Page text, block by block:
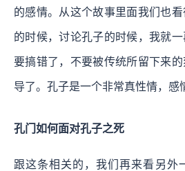
的感情。从这个故事里面我们也看
的时候，讨论孔子的时候，我就
要搞错了，不要被传统所留下来
导了。孔子是一个非常真性情，感
孔门如何面对孔子之死
跟这条相关的，我们再来看另外